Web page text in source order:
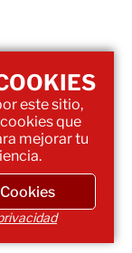
este sitio,
que
mejorar tu